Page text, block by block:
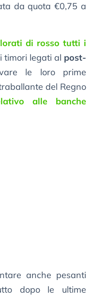
da quota €0,75 a
di rosso tutti i
timori legati al post-
le loro prime
del Regno
alle banche
anche pesanti
dopo le ultime